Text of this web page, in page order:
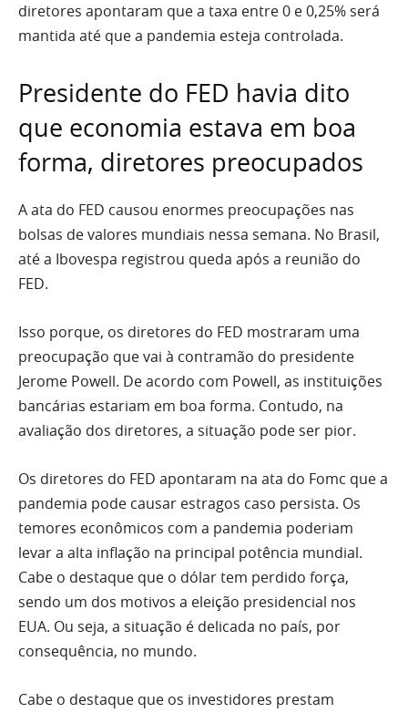
diretores apontaram que a taxa entre 0 e 0,25% será
mantida até que a pandemia esteja controlada.
Presidente do FED havia dito
que economia estava em boa
forma, diretores preocupados
A ata do FED causou enormes preocupações nas
bolsas de valores mundiais nessa semana. No Brasil,
até a Ibovespa registrou queda após a reunião do
FED.
Isso porque, os diretores do FED mostraram uma
preocupação que vai à contramão do presidente
Jerome Powell. De acordo com Powell, as instituições
bancárias estariam em boa forma. Contudo, na
avaliação dos diretores, a situação pode ser pior.
Os diretores do FED apontaram na ata do Fomc que a
pandemia pode causar estragos caso persista. Os
temores econômicos com a pandemia poderiam
levar a alta inflação na principal potência mundial.
Cabe o destaque que o dólar tem perdido força,
sendo um dos motivos a eleição presidencial nos
EUA. Ou seja, a situação é delicada no país, por
consequência, no mundo.
Cabe o destaque que os investidores prestam